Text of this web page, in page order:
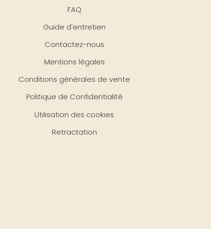
FAQ
Guide d'entretien
Contactez-nous
Mentions légales
Conditions générales de vente
Politique de Confidentialité
Utilisation des cookies
Retractation